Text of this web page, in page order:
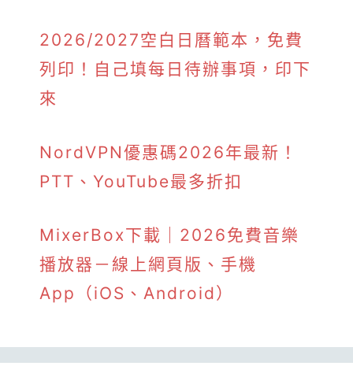
2026/2027空白日曆範本，免費
列印！自己填每日待辦事項，印下
來
NordVPN優惠碼2026年最新！
PTT、YouTube最多折扣
MixerBox下載｜2026免費音樂
播放器－線上網頁版、手機
App（iOS、Android）